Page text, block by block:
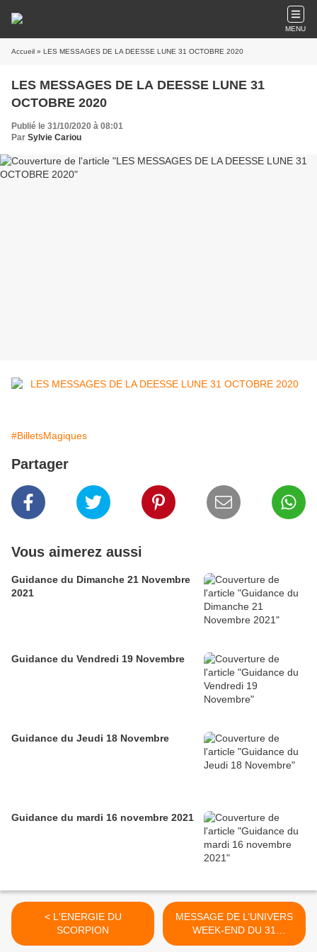
MENU
Accueil » LES MESSAGES DE LA DEESSE LUNE 31 OCTOBRE 2020
LES MESSAGES DE LA DEESSE LUNE 31
OCTOBRE 2020
Publié le 31/10/2020 à 08:01
Par Sylvie Cariou
#BilletsMagiques
Partager
Vous aimerez aussi
Guidance du Dimanche 21 Novembre
2021
Guidance du Vendredi 19 Novembre
Guidance du Jeudi 18 Novembre
Guidance du mardi 16 novembre 2021
< L'ENERGIE DU
SCORPION
MESSAGE DE L’UNIVERS
WEEK-END DU 31
OCTOBRE - 1er